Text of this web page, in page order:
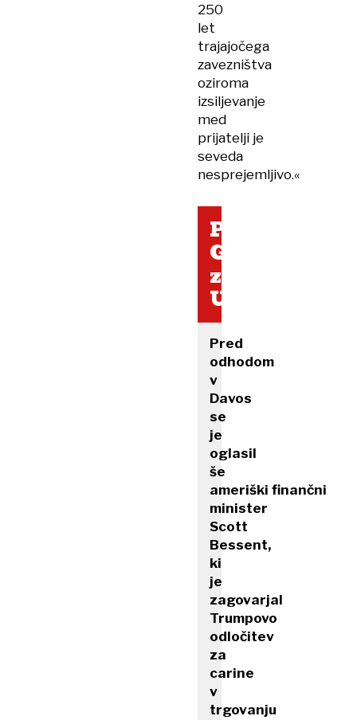
250
let
trajajočega
zavezništva
oziroma
izsiljevanje
med
prijatelji je
seveda
nesprejemljivo.«
Povezovanje
Grenlandije
z
Ukrajino
Pred
odhodom
v
Davos
se
je
oglasil
še
ameriški finančni
minister
Scott
Bessent,
ki
je
zagovarjal
Trumpovo
odločitev
za
carine
v
trgovanju